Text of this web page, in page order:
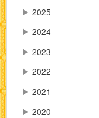
▶ 2025
▶ 2024
▶ 2023
▶ 2022
▶ 2021
▶ 2020